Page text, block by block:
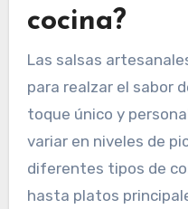
cocina?
Las salsas
para realzar el sabor
toque único y
variar en niveles de
diferentes tipos de
hasta platos